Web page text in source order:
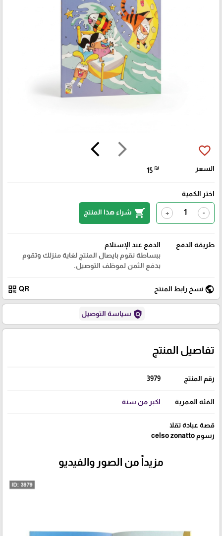
arrow_forward_ios
arrow_back_ios favorite_border
السعر 15 ₪
اختر الكمية
-
+
shopping_cart شراء هذا المنتج
طريقة الدفع
الدفع عند الإستلام
ببساطة نقوم بايصال المنتج لغاية منزلك وتقوم
بدفع الثمن لموظف التوصيل.
public نسخ رابط المنتج QR
qr_code
policy سياسة التوصيل
تفاصيل المنتج
رقم المنتج 3979
الفئة العمرية اكبر من سنة
قصة عبادة تقلا
رسوم celso zonatto
مزيداً من الصور والفيديو